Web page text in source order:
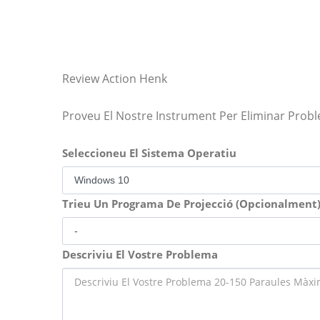
Review Action Henk
Proveu El Nostre Instrument Per Eliminar
Seleccioneu El Sistema Operatiu
Trieu Un Programa De Projecció (Opcionalment)
Descriviu El Vostre Problema